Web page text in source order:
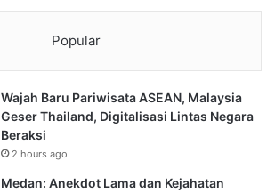
Popular
Wajah Baru Pariwisata ASEAN, Malaysia
Geser Thailand, Digitalisasi Lintas Negara
Beraksi
2 hours ago
Medan: Anekdot Lama dan Kejahatan